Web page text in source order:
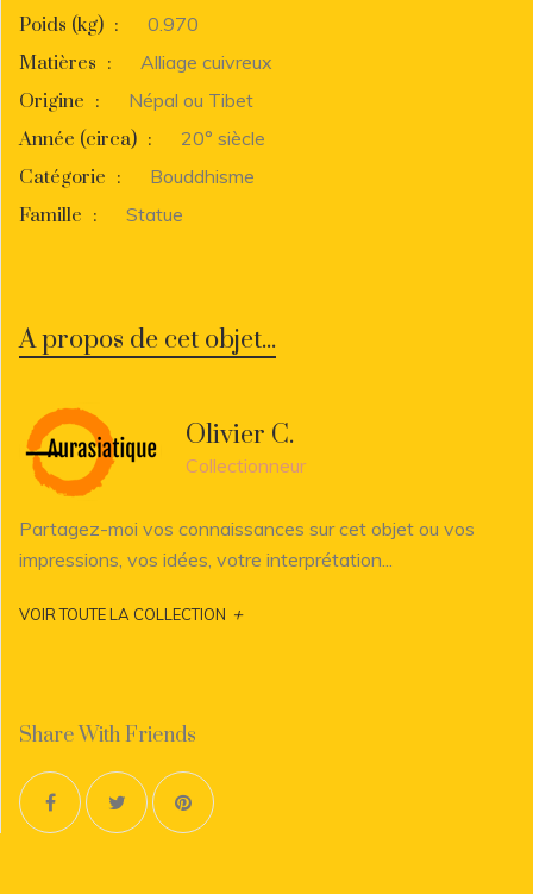
Poids (kg) :
0.970
Matières :
Alliage cuivreux
Origine :
Népal ou Tibet
Année (circa) :
20° siècle
Catégorie :
Bouddhisme
Famille : Statue
A propos de cet objet...
Olivier C.
Collectionneur
Partagez-moi vos connaissances sur cet objet ou vos
impressions, vos idées, votre interprétation...
VOIR TOUTE LA COLLECTION +
Share With Friends